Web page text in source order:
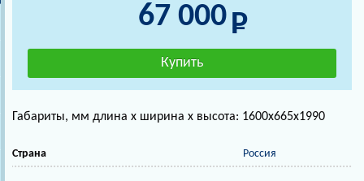
67 000
Габариты, мм длина х ширина х высота: 1600х665х1990
Страна Россия